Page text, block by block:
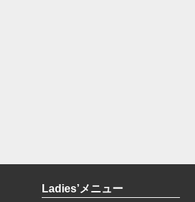
Ladies’メニュー